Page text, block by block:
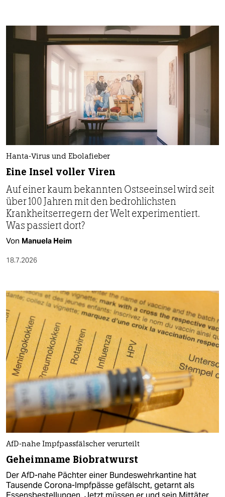
Hanta-Virus und Ebolafieber
Eine Insel voller Viren
Auf einer kaum bekannten Ostseeinsel wird seit
über 100 Jahren mit den bedrohlichsten
Krankheitserregern der Welt experimentiert.
Was passiert dort?
Von Manuela Heim
18.7.2026
AfD-nahe Impfpassfälscher verurteilt
Geheimname Biobratwurst
Der AfD-nahe Pächter einer Bundeswehrkantine hat
Tausende Corona-Impfpässe gefälscht, getarnt als